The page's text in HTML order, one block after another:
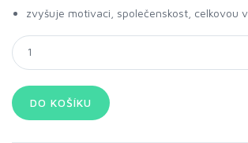
zvyšuje motivaci, společenskost, celkovou